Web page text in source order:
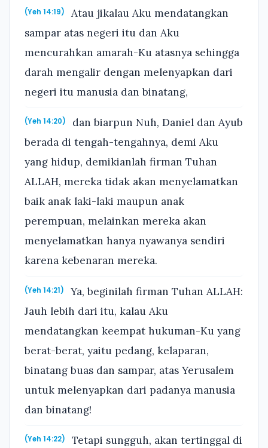
(Yeh 14:19)
Atau jikalau Aku mendatangkan
sampar atas negeri itu dan Aku
mencurahkan amarah-Ku atasnya sehingga
darah mengalir dengan melenyapkan dari
negeri itu manusia dan binatang,
(Yeh 14:20)
dan biarpun Nuh, Daniel dan Ayub
berada di tengah-tengahnya, demi Aku
yang hidup, demikianlah firman Tuhan
ALLAH, mereka tidak akan menyelamatkan
baik anak laki-laki maupun anak
perempuan, melainkan mereka akan
menyelamatkan hanya nyawanya sendiri
karena kebenaran mereka.
(Yeh 14:21)
Ya, beginilah firman Tuhan ALLAH:
Jauh lebih dari itu, kalau Aku
mendatangkan keempat hukuman-Ku yang
berat-berat, yaitu pedang, kelaparan,
binatang buas dan sampar, atas Yerusalem
untuk melenyapkan dari padanya manusia
dan binatang!
(Yeh 14:22)
Tetapi sungguh, akan tertinggal di